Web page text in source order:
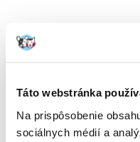
Táto webstránka
Na prispôsobenie
sociálnych médií a